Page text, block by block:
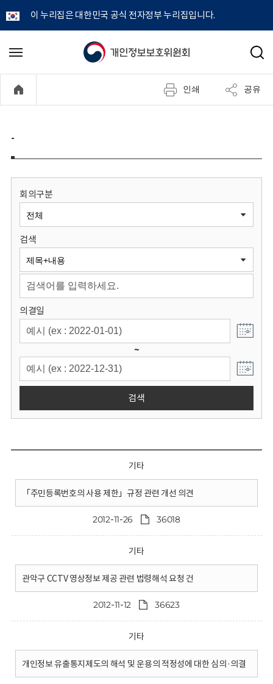
이 누리집은 대한민국 공식 전자정부 누리집입니다.
개
정
보
원
회
메
기
검
인쇄 공유
-
회의구분
검색
의결일
~
검색
기타
「주민등록번호의 사용 제한」규정 관련 개선 의견
2012-11-26 36018
기타
관악구 CCTV 영상정보 제공 관련 법령해석 요청 건
2012-11-12 36623
기타
개인정보 유출통지제도의 해석 및 운용의 적정성에 대한 심의·의결